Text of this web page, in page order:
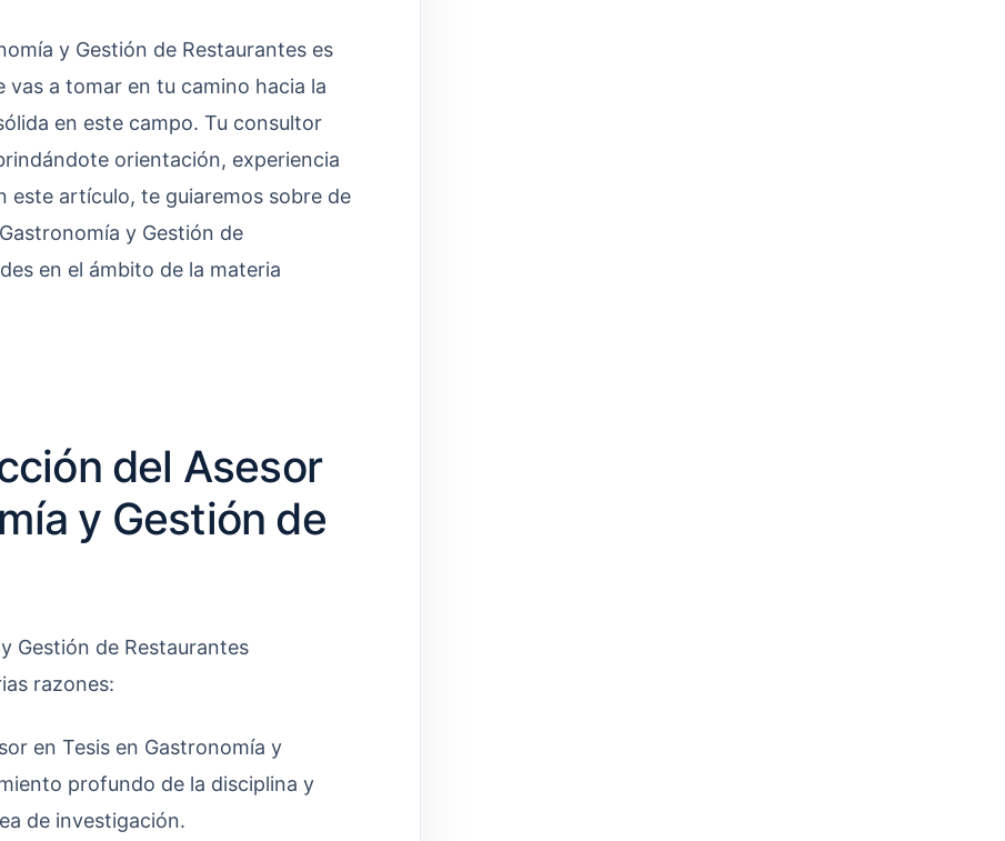
y Gestión de Restaurantes es
vas a tomar en tu camino hacia la
en este campo. Tu consultor
orientación, experiencia
este artículo, te guiaremos sobre de
y Gestión de
en el ámbito de la materia
del Asesor
y Gestión de
Gestión de Restaurantes
razones:
en Tesis en Gastronomía y
profundo de la disciplina y
de investigación.